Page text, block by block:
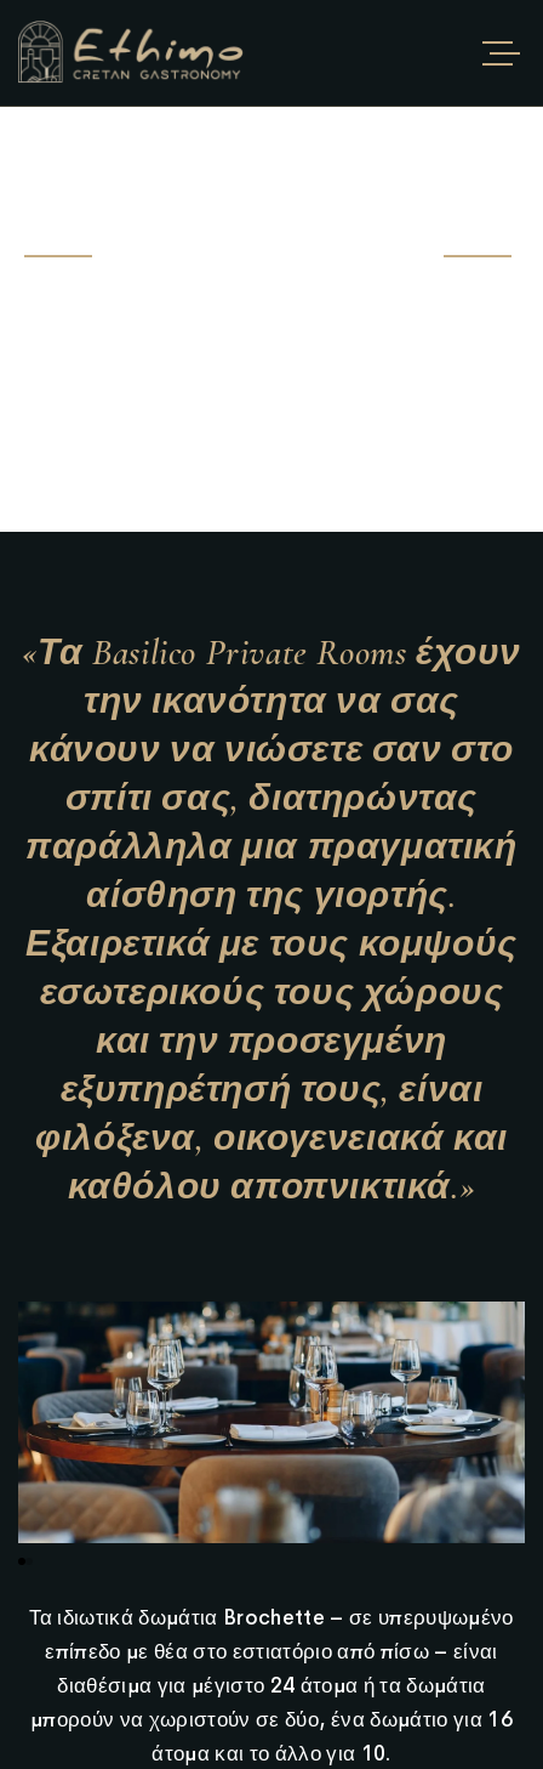
«Τα Basilico Private Rooms έχουν
την ικανότητα να σας
κάνουν να νιώσετε σαν στο
σπίτι σας, διατηρώντας
παράλληλα μια πραγματική
αίσθηση της γιορτής.
Εξαιρετικά με τους κομψούς
εσωτερικούς τους χώρους
και την προσεγμένη
εξυπηρέτησή τους, είναι
φιλόξενα, οικογενειακά και
καθόλου αποπνικτικά.»
Τα ιδιωτικά δωμάτια Brochette – σε υπερυψωμένο
επίπεδο με θέα στο εστιατόριο από πίσω – είναι
διαθέσιμα για μέγιστο 24 άτομα ή τα δωμάτια
μπορούν να χωριστούν σε δύο, ένα δωμάτιο για 16
άτομα και το άλλο για 10.